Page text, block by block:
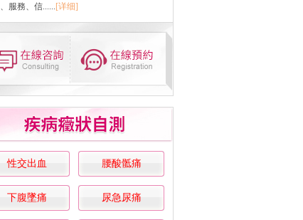
服務、信...... [详细]
性交出血 腰酸骶痛
下腹墜痛 尿急尿痛